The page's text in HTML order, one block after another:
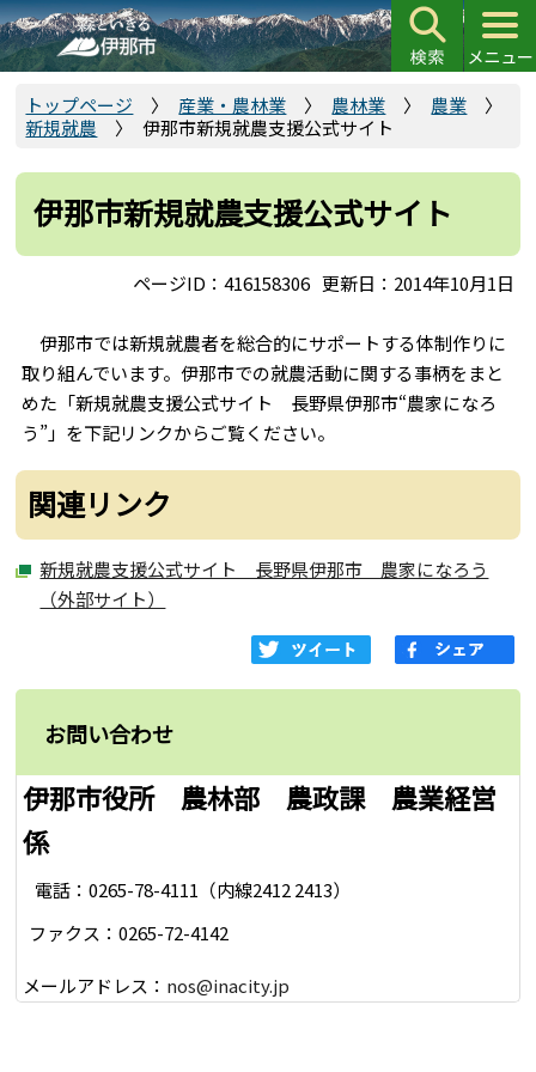
こ
の
ペ
で
トップページ 産業・農林業 農林業
農業
新規就農
伊那市新規就農支援公式サイト
伊那市新規就農支援公式サイト
ページID：416158306 更新日：2014年10月1日
伊那市では新規就農者を総合的にサポートする体制作りに
取り組んでいます。伊那市での就農活動に関する事柄をまと
めた「新規就農支援公式サイト 長野県伊那市“農家になろ
う”」を下記リンクからご覧ください。
関連リンク
新規就農支援公式サイト 長野県伊那市 農家になろう
（外部サイト）
お問い合わせ
伊那市役所 農林部 農政課 農業経営
係
電話：0265-78-4111（内線2412 2413）
ファクス：0265-72-4142
メールアドレス： nos@inacity.jp